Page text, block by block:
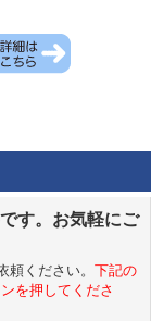
す。お気軽にご
ください。 下記の
を押してくださ